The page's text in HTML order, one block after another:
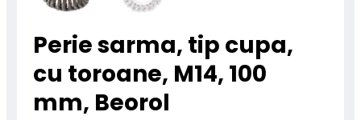
Perie sarma, tip cupa,
cu toroane, M14, 100
mm, Beorol